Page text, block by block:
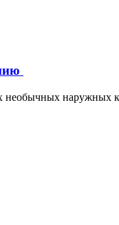
наружных